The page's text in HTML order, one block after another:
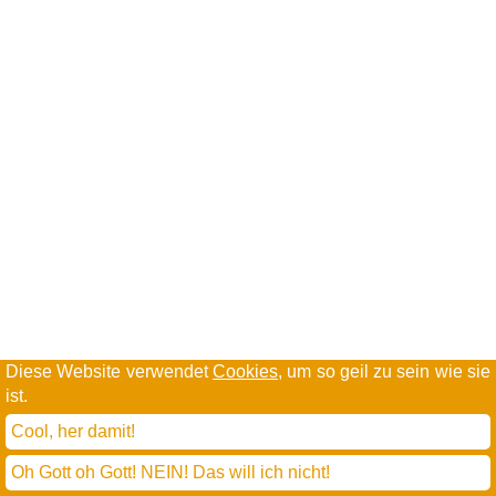
Diese Website verwendetCookies, um so geil zu sein wie sie
ist.
Cool, her damit!
Oh Gott oh Gott! NEIN! Das will ich nicht!